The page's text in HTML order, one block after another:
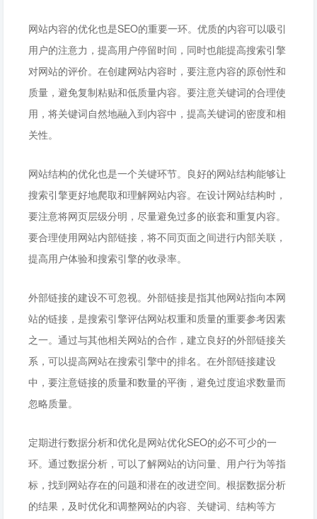
网站内容的优化也是SEO的重要一环。优质的内容可以吸引
用户的注意力，提高用户停留时间，同时也能提高搜索引擎
对网站的评价。在创建网站内容时，要注意内容的原创性和
质量，避免复制粘贴和低质量内容。要注意关键词的合理使
用，将关键词自然地融入到内容中，提高关键词的密度和相
关性。
网站结构的优化也是一个关键环节。良好的网站结构能够让
搜索引擎更好地爬取和理解网站内容。在设计网站结构时，
要注意将网页层级分明，尽量避免过多的嵌套和重复内容。
要合理使用网站内部链接，将不同页面之间进行内部关联，
提高用户体验和搜索引擎的收录率。
外部链接的建设不可忽视。外部链接是指其他网站指向本网
站的链接，是搜索引擎评估网站权重和质量的重要参考因素
之一。通过与其他相关网站的合作，建立良好的外部链接关
系，可以提高网站在搜索引擎中的排名。在外部链接建设
中，要注意链接的质量和数量的平衡，避免过度追求数量而
忽略质量。
定期进行数据分析和优化是网站优化SEO的必不可少的一
环。通过数据分析，可以了解网站的访问量、用户行为等指
标，找到网站存在的问题和潜在的改进空间。根据数据分析
的结果，及时优化和调整网站的内容、关键词、结构等方